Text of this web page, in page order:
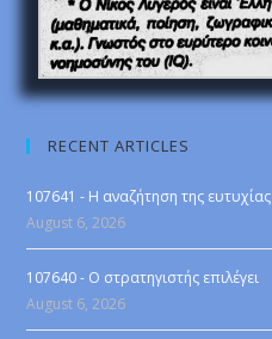
RECENT ARTICLES
107641 - Η αναζήτηση της ευτυχίας
August 6, 2026
107640 - Ο στρατηγιστής επιλέγει
August 6, 2026